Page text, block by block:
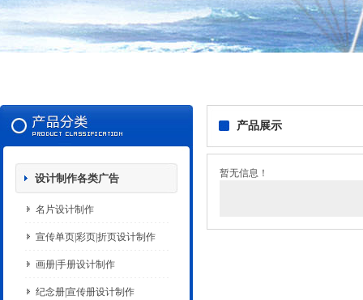
设计制作各类广告
名片设计制作
宣传单页|彩页|折页设计制作
画册|手册设计制作
纪念册|宣传册设计制作
产品展示
暂无信息！